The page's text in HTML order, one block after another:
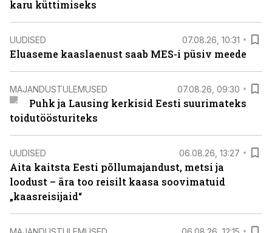
karu küttimiseks
UUDISED 07.08.26, 10:31
Eluaseme kaaslaenust saab MES-i püsiv meede
MAJANDUSTULEMUSED 07.08.26, 09:30
Puhk ja Lausing kerkisid Eesti suurimateks
toidutöösturiteks
UUDISED 06.08.26, 13:27
Aita kaitsta Eesti põllumajandust, metsi ja
loodust – ära too reisilt kaasa soovimatuid
„kaasreisijaid“